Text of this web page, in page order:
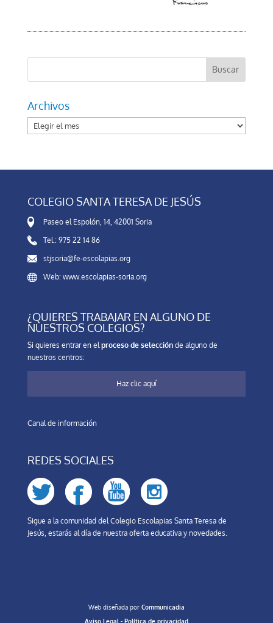
Archivos
Archivos
COLEGIO SANTA TERESA DE JESÚS
Paseo el Espolón, 14, 42001 Soria
Tel.: 975 22 14 86
stjsoria@fe-escolapias.org
Web: www.escolapias-soria.org
¿QUIERES TRABAJAR EN ALGUNO DE
NUESTROS COLEGIOS?
Si quieres entrar en elproceso de selecciónde alguno de
nuestros centros:
Haz clic aquí
Canal de información
REDES SOCIALES
Sigue a la comunidad del Colegio Escolapias Santa Teresa de
Jesús, estarás al día de nuestra oferta educativa y novedades.
Web diseñada por Communicadia
Aviso Legal - Política de privacidad